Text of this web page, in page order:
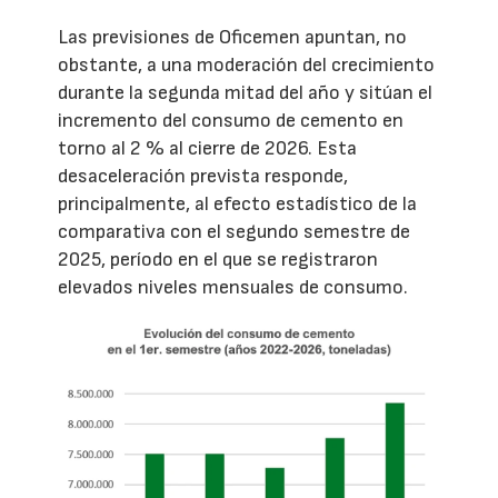
Las previsiones de Oficemen apuntan, no
obstante, a una moderación del crecimiento
durante la segunda mitad del año y sitúan el
incremento del consumo de cemento en
torno al 2 % al cierre de 2026. Esta
desaceleración prevista responde,
principalmente, al efecto estadístico de la
comparativa con el segundo semestre de
2025, período en el que se registraron
elevados niveles mensuales de consumo.